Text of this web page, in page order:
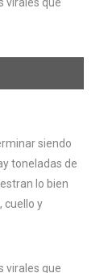
siendo
toneladas de
lo bien
cuello y